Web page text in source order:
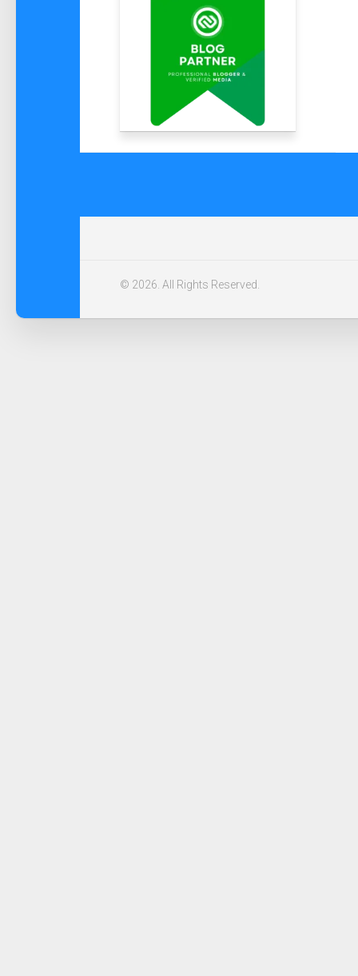
© 2026. All Rights Reserved.